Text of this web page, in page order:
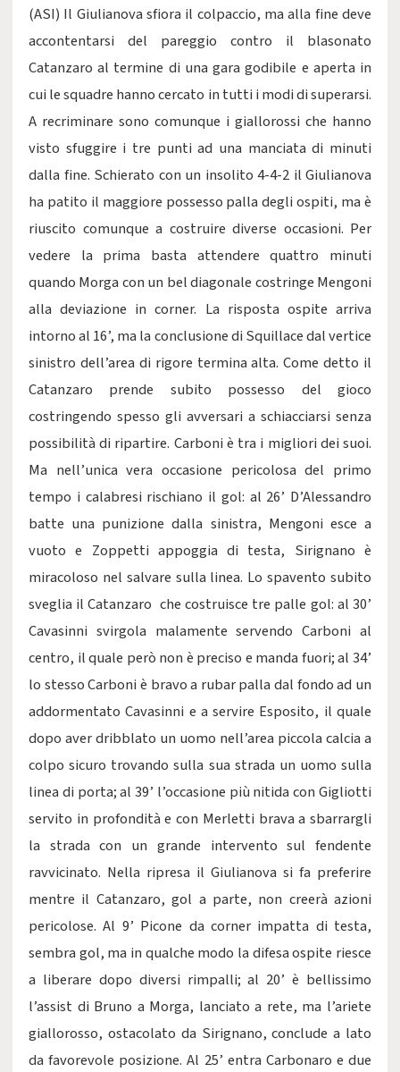
(ASI) Il Giulianova sfiora il colpaccio, ma alla fine deve
accontentarsi del pareggio contro il blasonato
Catanzaro al termine di una gara godibile e aperta in
cui le squadre hanno cercato in tutti i modi di superarsi.
A recriminare sono comunque i giallorossi che hanno
visto sfuggire i tre punti ad una manciata di minuti
dalla fine. Schierato con un insolito 4-4-2 il Giulianova
ha patito il maggiore possesso palla degli ospiti, ma è
riuscito comunque a costruire diverse occasioni. Per
vedere la prima basta attendere quattro minuti
quando Morga con un bel diagonale costringe Mengoni
alla deviazione in corner. La risposta ospite arriva
intorno al 16’, ma la conclusione di Squillace dal vertice
sinistro dell’area di rigore termina alta. Come detto il
Catanzaro prende subito possesso del gioco
costringendo spesso gli avversari a schiacciarsi senza
possibilità di ripartire. Carboni è tra i migliori dei suoi.
Ma nell’unica vera occasione pericolosa del primo
tempo i calabresi rischiano il gol: al 26’ D’Alessandro
batte una punizione dalla sinistra, Mengoni esce a
vuoto e Zoppetti appoggia di testa, Sirignano è
miracoloso nel salvare sulla linea. Lo spavento subito
sveglia il Catanzaro che costruisce tre palle gol: al 30’
Cavasinni svirgola malamente servendo Carboni al
centro, il quale però non è preciso e manda fuori; al 34’
lo stesso Carboni è bravo a rubar palla dal fondo ad un
addormentato Cavasinni e a servire Esposito, il quale
dopo aver dribblato un uomo nell’area piccola calcia a
colpo sicuro trovando sulla sua strada un uomo sulla
linea di porta; al 39’ l’occasione più nitida con Gigliotti
servito in profondità e con Merletti brava a sbarrargli
la strada con un grande intervento sul fendente
ravvicinato. Nella ripresa il Giulianova si fa preferire
mentre il Catanzaro, gol a parte, non creerà azioni
pericolose. Al 9’ Picone da corner impatta di testa,
sembra gol, ma in qualche modo la difesa ospite riesce
a liberare dopo diversi rimpalli; al 20’ è bellissimo
l’assist di Bruno a Morga, lanciato a rete, ma l’ariete
giallorosso, ostacolato da Sirignano, conclude a lato
da favorevole posizione. Al 25’ entra Carbonaro e due